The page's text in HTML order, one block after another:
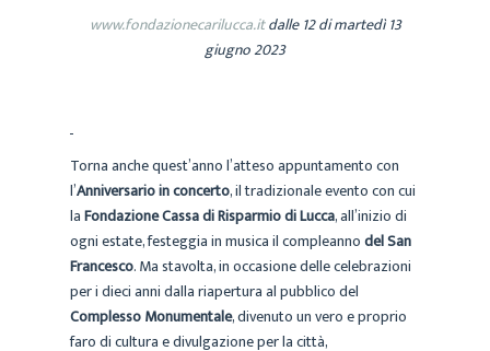
www.fondazionecarilucca.itdalle 12 di martedì 13
giugno 2023
Torna anche quest’anno l’atteso appuntamento con
l’Anniversario in concerto, il tradizionale evento con cui
laFondazione Cassa di Risparmio di Lucca, all’inizio di
ogni estate, festeggia in musica il compleannodel San
Francesco. Ma stavolta, in occasione delle celebrazioni
per i dieci anni dalla riapertura al pubblico del
Complesso Monumentale, divenuto un vero e proprio
faro di cultura e divulgazione per la città,